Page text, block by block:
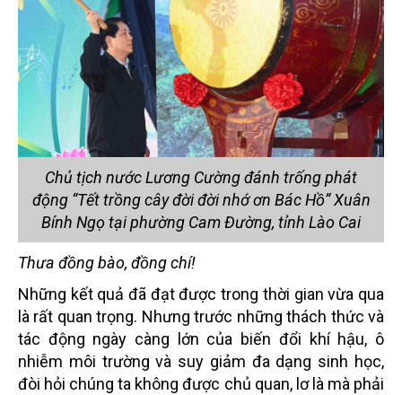
Chủ tịch nước Lương Cường đánh trống phát
động “Tết trồng cây đời đời nhớ ơn Bác Hồ” Xuân
Bính Ngọ tại phường Cam Đường, tỉnh Lào Cai
Thưa đồng bào, đồng chí!
Những kết quả đã đạt được trong thời gian vừa qua
là rất quan trọng. Nhưng trước những thách thức và
tác động ngày càng lớn của biến đổi khí hậu, ô
nhiễm môi trường và suy giảm đa dạng sinh học,
đòi hỏi chúng ta không được chủ quan, lơ là mà phải